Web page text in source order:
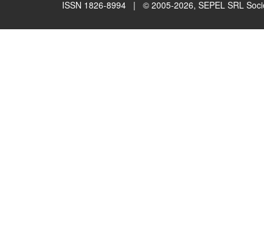
ISSN 1826-8994 | © 2005-2026, SEPEL SRL